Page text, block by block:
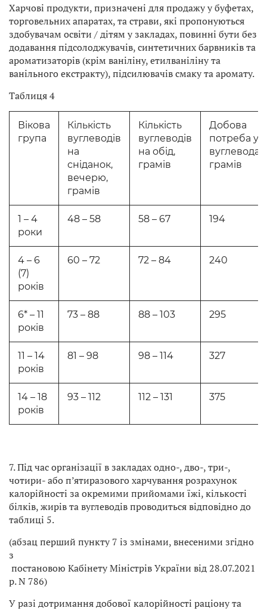
Харчові продукти, призначені для продажу у буфетах,
торговельних апаратах, та страви, які пропонуються
здобувачам освіти / дітям у закладах, повинні бути без
додавання підсолоджувачів, синтетичних барвників та
ароматизаторів (крім ваніліну, етилваніліну та
ванільного екстракту), підсилювачів смаку та аромату.
Таблиця 4
Вікова
група
Кількість
вуглеводів
на
сніданок,
вечерю,
грамів
Кількість
вуглеводів
на обід,
грамів
Добова
потреба у
вуглеводах,
грамів
1 – 4
роки
48 – 58 58 – 67 194
4 – 6
(7)
років
60 – 72 72 – 84 240
6* – 11
років
73 – 88 88 – 103 295
11 – 14
років
81 – 98 98 – 114 327
14 – 18
років
93 – 112 112 – 131 375
7. Під час організації в закладах одно-, дво-, три-,
чотири- або п’ятиразового харчування розрахунок
калорійності за окремими прийомами їжі, кількості
білків, жирів та вуглеводів проводиться відповідно до
таблиці 5.
(абзац перший пункту 7 із змінами, внесеними згідно
з
постановою Кабінету Міністрів України від 28.07.2021
р. N 786)
У разі дотримання добової калорійності раціону та